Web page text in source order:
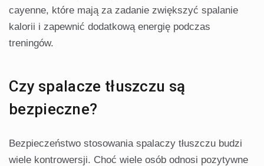
cayenne, które mają za zadanie zwiększyć spalanie
kalorii i zapewnić dodatkową energię podczas
treningów.
Czy spalacze tłuszczu są
bezpieczne?
Bezpieczeństwo stosowania spalaczy tłuszczu budzi
wiele kontrowersji. Choć wiele osób odnosi pozytywne